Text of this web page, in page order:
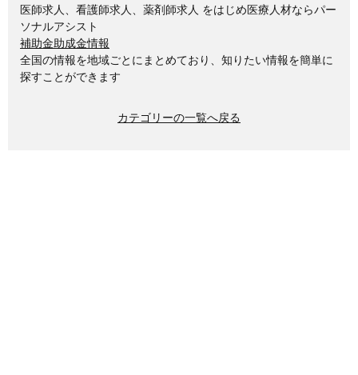
医師求人、看護師求人、薬剤師求人 をはじめ医療人材ならパー
ソナルアシスト
補助金助成金情報
全国の情報を地域ごとにまとめており、知りたい情報を簡単に
探すことができます
カテゴリーの一覧へ戻る